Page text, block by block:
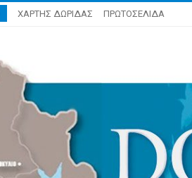
ΧΑΡΤΗΣ ΔΩΡΙΔΑΣ ΠΡΩΤΟΣΕΛΙΔΑ